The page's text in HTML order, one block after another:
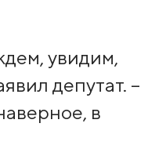
увидим,
депутат. –
в